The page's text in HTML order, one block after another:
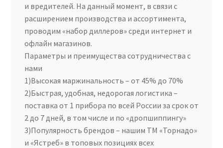
и вредителей. На данный момент, в связи с
расширением производства и ассортимента,
проводим «набор диллеров» среди интернет и
офлайн магазинов.
Параметры и преимущества сотрудничества с
нами
1)Высокая маржинальность – от 45% до 70%
2)Быстрая, удобная, недорогая логистика –
поставка от 1 прибора по всей России за срок от
2 до 7 дней, в том числе и по «дропшиппингу»
3)Популярность брендов – нашим ТМ «Торнадо»
и «Ястреб» в топовых позициях всех